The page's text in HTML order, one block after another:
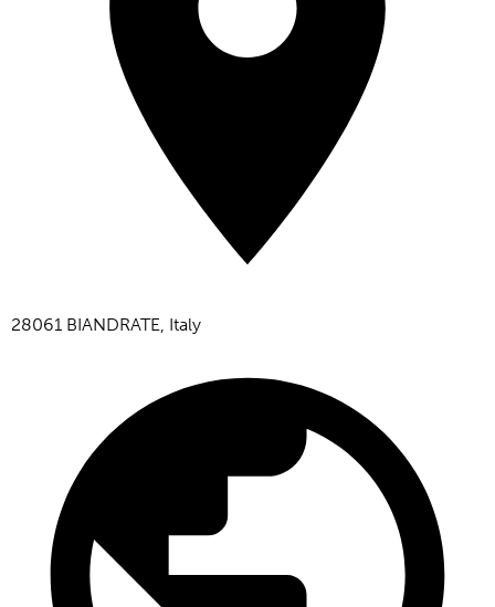
28061 BIANDRATE, Italy